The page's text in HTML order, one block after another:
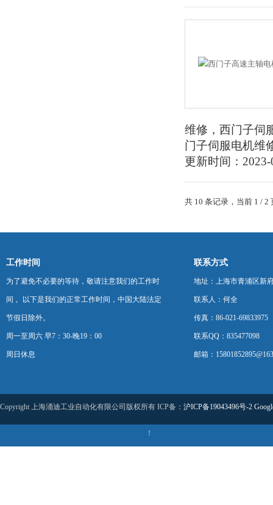
维修，西门子伺
门子伺服电机维
更新时间：2023-
共 10 条记录，当前 1 /
工作时间
为了避免不必要的等待，敬请注意我们的工作时
间 。以下是我们的正常工作时间，中国大陆法定
节假日除外。
周一至周六 早7：30-晚19：00
周日休息
联系方式
地址：上海市青浦区新
联系人：何全
传真：86-021-69833975
联系QQ：835477098
邮箱：
Copyright 上海涌迪工业自动化有限公司版权所有 ICP备： 沪ICP备19043496号-2
！